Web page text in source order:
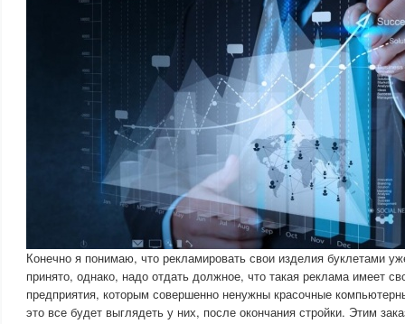
Конечно я понимаю, что рекламировать свои изделия буклетами
принято, однако, надо отдать должное, что такая реклама имеет
предприятия, которым совершенно ненужны красочные
это все будет выглядеть у них, после окончания стройки. Этим